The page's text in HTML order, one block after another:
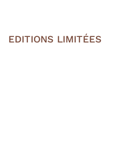
EDITIONS LIMITÉES